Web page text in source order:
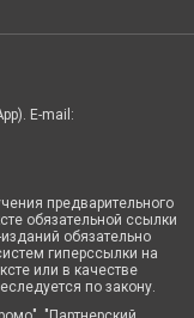
E-mail:
предварительного
обязательной ссылки
обязательно
гиперссылки на
или в качестве
по закону.